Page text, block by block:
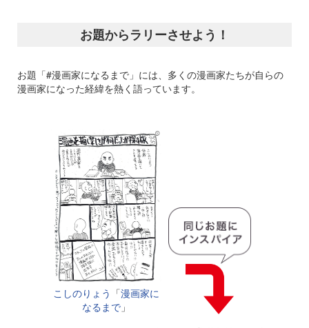
お題からラリーさせよう！
お題「#漫画家になるまで」には、多くの漫画家たちが自らの
漫画家になった経緯を熱く語っています。
こしのりょう 「漫画家に
なるまで 」